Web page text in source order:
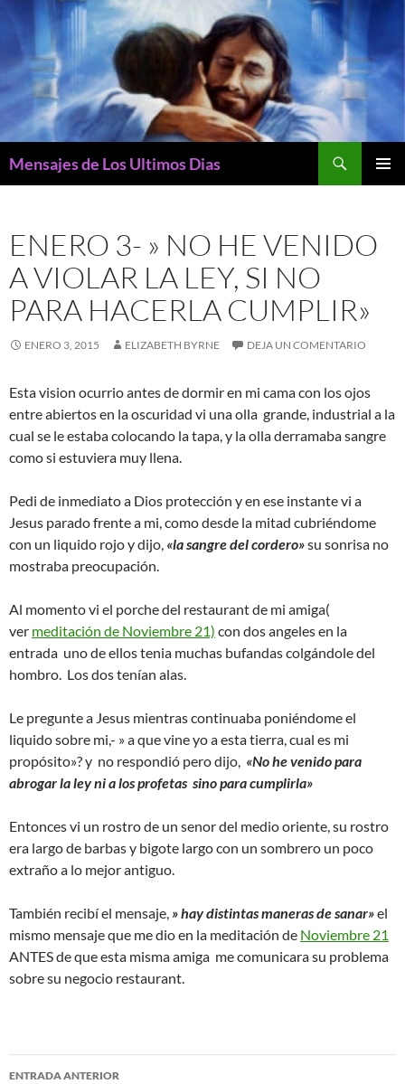
Mensajes de Los Ultimos Dias
ENERO 3- » NO HE VENIDO
A VIOLAR LA LEY, SI NO
PARA HACERLA CUMPLIR»
ENERO 3, 2015 ELIZABETH BYRNE DEJA UN COMENTARIO
Esta vision ocurrio antes de dormir en mi cama con los ojos
entre abiertos en la oscuridad vi una olla grande, industrial a la
cual se le estaba colocando la tapa, y la olla derramaba sangre
como si estuviera muy llena.
Pedi de inmediato a Dios protección y en ese instante vi a
Jesus parado frente a mi, como desde la mitad cubriéndome
con un liquido rojo y dijo, «la sangre del cordero»su sonrisa no
mostraba preocupación.
Al momento vi el porche del restaurant de mi amiga(
ver meditación de Noviembre 21) con dos angeles en la
entrada uno de ellos tenia muchas bufandas colgándole del
hombro. Los dos tenían alas.
Le pregunte a Jesus mientras continuaba poniéndome el
liquido sobre mi,- » a que vine yo a esta tierra, cual es mi
propósito»? y no respondió pero dijo, «No he venido para
abrogar la ley ni a los profetas sino para cumplirla»
Entonces vi un rostro de un senor del medio oriente, su rostro
era largo de barbas y bigote largo con un sombrero un poco
extraño a lo mejor antiguo.
También recibí el mensaje, » hay distintas maneras de sanar»el
mismo mensaje que me dio en la meditación de Noviembre 21
ANTES de que esta misma amiga me comunicara su problema
sobre su negocio restaurant.
Navegación
ENTRADA ANTERIOR